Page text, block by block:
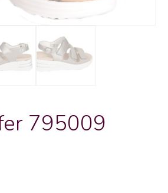
795009